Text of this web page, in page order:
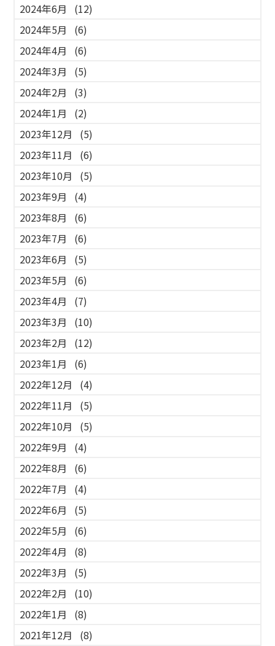
2024年6月
(12)
2024年5月
(6)
2024年4月
(6)
2024年3月
(5)
2024年2月
(3)
2024年1月
(2)
2023年12月
(5)
2023年11月
(6)
2023年10月
(5)
2023年9月
(4)
2023年8月
(6)
2023年7月
(6)
2023年6月
(5)
2023年5月
(6)
2023年4月
(7)
2023年3月
(10)
2023年2月
(12)
2023年1月
(6)
2022年12月
(4)
2022年11月
(5)
2022年10月
(5)
2022年9月
(4)
2022年8月
(6)
2022年7月
(4)
2022年6月
(5)
2022年5月
(6)
2022年4月
(8)
2022年3月
(5)
2022年2月
(10)
2022年1月
(8)
2021年12月
(8)